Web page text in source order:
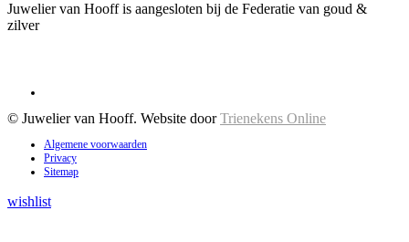
Juwelier van Hooff is aangesloten bij de Federatie van goud &
zilver
© Juwelier van Hooff. Website doorTrienekens Online
Algemene voorwaarden
Privacy
Sitemap
wishlist